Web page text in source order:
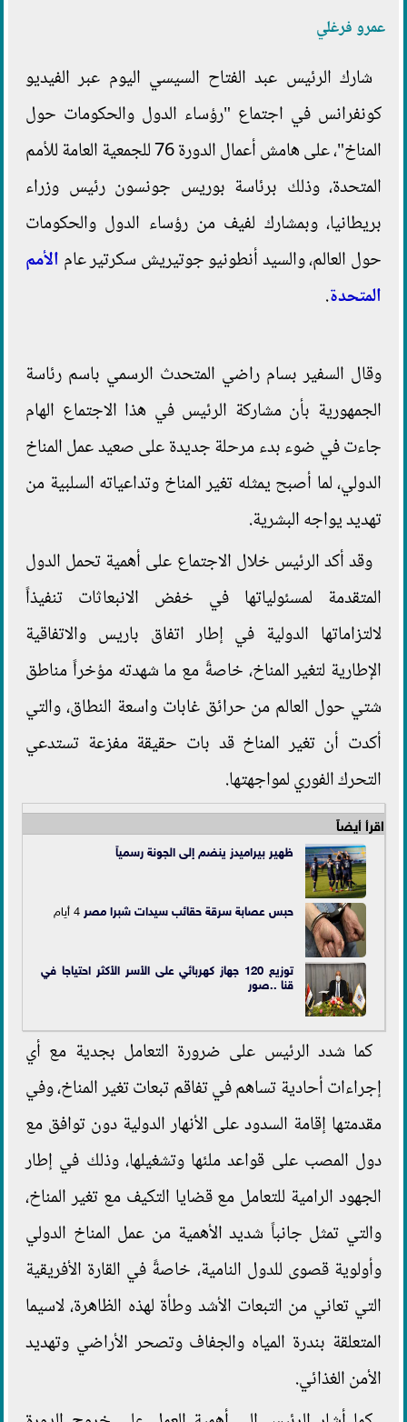
عمرو فرغلي
شارك الرئيس عبد الفتاح السيسي اليوم عبر الفيديو
كونفرانس في اجتماع "رؤساء الدول والحكومات حول
المناخ"، على هامش أعمال الدورة 76 للجمعية العامة للأمم
المتحدة، وذلك برئاسة بوريس جونسون رئيس وزراء
بريطانيا، وبمشارك لفيف من رؤساء الدول والحكومات
حول العالم، والسيد أنطونيو جوتيريش سكرتير عام الأمم
المتحدة.
وقال السفير بسام راضي المتحدث الرسمي باسم رئاسة
الجمهورية بأن مشاركة الرئيس في هذا الاجتماع الهام
جاءت في ضوء بدء مرحلة جديدة على صعيد عمل المناخ
الدولي، لما أصبح يمثله تغير المناخ وتداعياته السلبية من
تهديد يواجه البشرية.
وقد أكد الرئيس خلال الاجتماع على أهمية تحمل الدول
المتقدمة لمسئولياتها في خفض الانبعاثات تنفيذاً
لالتزاماتها الدولية في إطار اتفاق باريس والاتفاقية
الإطارية لتغير المناخ، خاصةً مع ما شهدته مؤخراً مناطق
شتي حول العالم من حرائق غابات واسعة النطاق، والتي
أكدت أن تغير المناخ قد بات حقيقة مفزعة تستدعي
التحرك الفوري لمواجهتها.
اقرأ أيضاً
ظهير بيراميدز ينضم إلى الجونة رسمياً
حبس عصابة سرقة حقائب سيدات شبرامصر
توزيع 120 جهاز كهربائي على الأسر الأكثر احتياجا في
قنا ..صور
كما شدد الرئيس على ضرورة التعامل بجدية مع أي
إجراءات أحادية تساهم في تفاقم تبعات تغير المناخ، وفي
مقدمتها إقامة السدود على الأنهار الدولية دون توافق مع
دول المصب على قواعد ملئها وتشغيلها، وذلك في إطار
الجهود الرامية للتعامل مع قضايا التكيف مع تغير المناخ،
والتي تمثل جانباً شديد الأهمية من عمل المناخ الدولي
وأولوية قصوى للدول النامية، خاصةً في القارة الأفريقية
التي تعاني من التبعات الأشد وطأة لهذه الظاهرة، لاسيما
المتعلقة بندرة المياه والجفاف وتصحر الأراضي وتهديد
الأمن الغذائي.